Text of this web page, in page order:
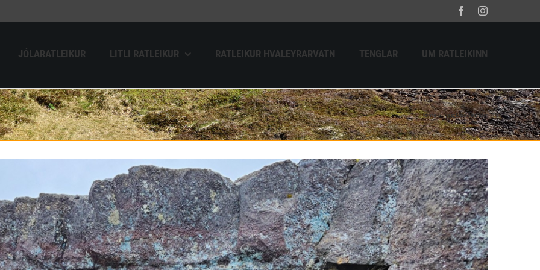
FacebookInstagram
JÓLARATLEIKUR LITLI RATLEIKUR RATLEIKUR HVALEYRARVATN TENGLAR UM RATLEIKINN
Home Tag:Dauðadalir